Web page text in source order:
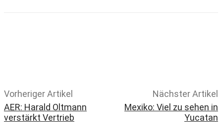
Vorheriger Artikel
AER: Harald Oltmann
verstärkt Vertrieb
Nächster Artikel
Mexiko: Viel zu sehen in
Yucatan